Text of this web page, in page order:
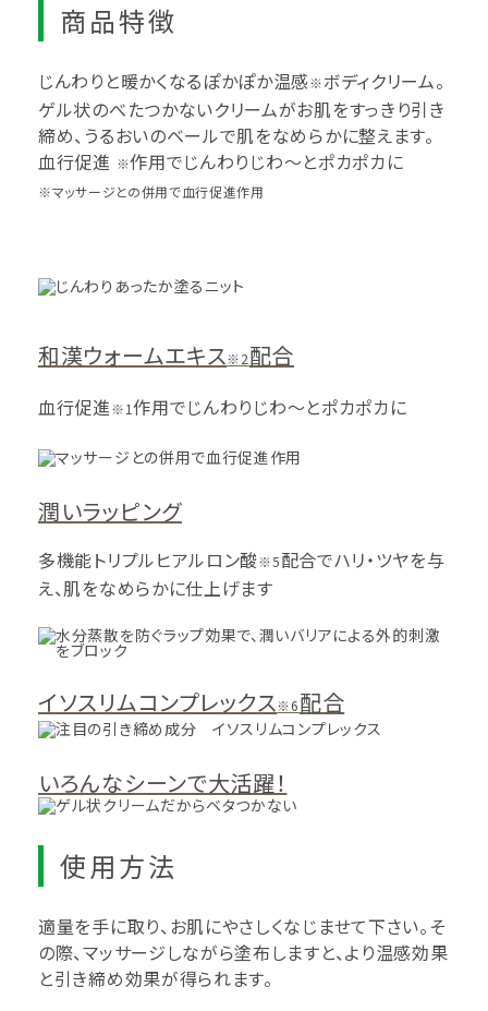
商品特徴
じんわりと暖かくなるぽかぽか温感※ボディクリーム。
ゲル状のべたつかないクリームがお肌をすっきり引き
締め、うるおいのベールで肌をなめらかに整えます。
血行促進 ※作用でじんわりじわ～とポカポカに
※マッサージとの併用で血行促進作用
和漢ウォームエキス※2配合
血行促進※1作用でじんわりじわ～とポカポカに
潤いラッピング
多機能トリプルヒアルロン酸※5配合でハリ・ツヤを与
え、肌をなめらかに仕上げます
イソスリムコンプレックス※6配合
いろんなシーンで大活躍！
使用方法
適量を手に取り、お肌にやさしくなじませて下さい。そ
の際、マッサージしながら塗布しますと、より温感効果
と引き締め効果が得られます。